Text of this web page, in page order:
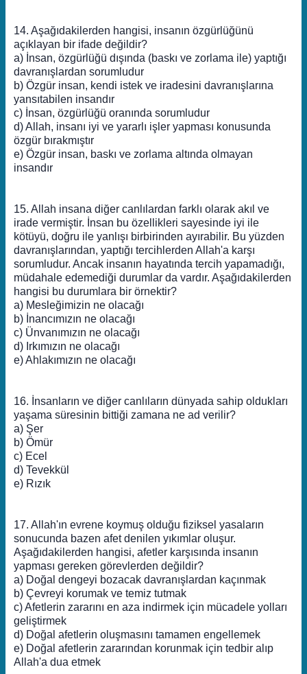
14. Aşağıdakilerden hangisi, insanın özgürlüğünü
açıklayan bir ifade değildir?
a) İnsan, özgürlüğü dışında (baskı ve zorlama ile) yaptığı
davranışlardan sorumludur
b) Özgür insan, kendi istek ve iradesini davranışlarına
yansıtabilen insandır
c) İnsan, özgürlüğü oranında sorumludur
d) Allah, insanı iyi ve yararlı işler yapması konusunda
özgür bırakmıştır
e) Özgür insan, baskı ve zorlama altında olmayan
insandır
15. Allah insana diğer canlılardan farklı olarak akıl ve
irade vermiştir. İnsan bu özellikleri sayesinde iyi ile
kötüyü, doğru ile yanlışı birbirinden ayırabilir. Bu yüzden
davranışlarından, yaptığı tercihlerden Allah'a karşı
sorumludur. Ancak insanın hayatında tercih yapamadığı,
müdahale edemediği durumlar da vardır. Aşağıdakilerden
hangisi bu durumlara bir örnektir?
a) Mesleğimizin ne olacağı
b) İnancımızın ne olacağı
c) Ünvanımızın ne olacağı
d) Irkımızın ne olacağı
e) Ahlakımızın ne olacağı
16. İnsanların ve diğer canlıların dünyada sahip oldukları
yaşama süresinin bittiği zamana ne ad verilir?
a) Şer
b) Ömür
c) Ecel
d) Tevekkül
e) Rızık
17. Allah'ın evrene koymuş olduğu fiziksel yasaların
sonucunda bazen afet denilen yıkımlar oluşur.
Aşağıdakilerden hangisi, afetler karşısında insanın
yapması gereken görevlerden değildir?
a) Doğal dengeyi bozacak davranışlardan kaçınmak
b) Çevreyi korumak ve temiz tutmak
c) Afetlerin zararını en aza indirmek için mücadele yolları
geliştirmek
d) Doğal afetlerin oluşmasını tamamen engellemek
e) Doğal afetlerin zararından korunmak için tedbir alıp
Allah'a dua etmek